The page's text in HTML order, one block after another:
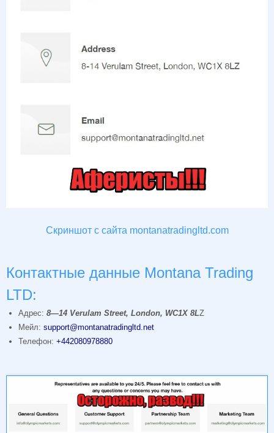
Скриншот с сайта montanatradingltd.com
Контактные данные Montana Trading
LTD:
Адрес:8—14 Verulam Street, London, WC1X 8LZ
Мейл:support@montanatradingltd.net
Телефон:+442080978880